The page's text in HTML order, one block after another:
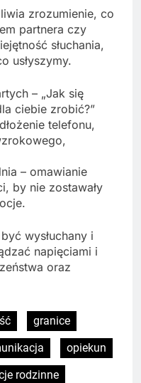
zrozumienie, co
partnera czy
słuchania,
usłyszymy.
– „Jak się
ciebie zrobić?”
telefonu,
– omawianie
by nie zostawały
wysłuchany i
napięciami i
oraz
granice
opiekun
rodzinne